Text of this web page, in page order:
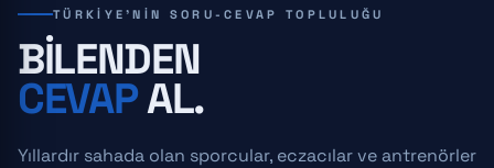
TÜRKIYE'NIN SORU-CEVAP TOPLULUĞU
BILENDEN
CEVAPAL.
Yıllardır sahada olan sporcular, eczacılar ve antrenörler